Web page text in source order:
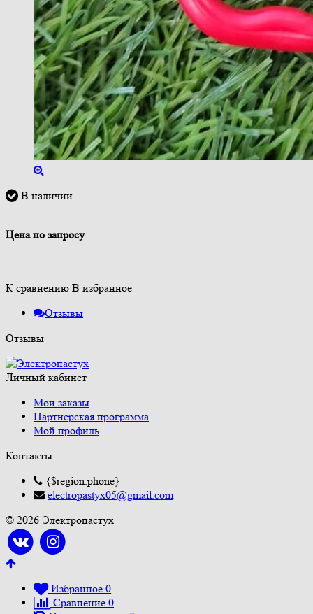
В наличии
Цена по запросу
К сравнению В избранное
Отзывы
Отзывы
Личный кабинет
Мои заказы
Партнерская программа
Мой профиль
Контакты
{$region.phone}
electropastyx05@gmail.com
© 2026 Электропастух
Избранное 0
Сравнение 0